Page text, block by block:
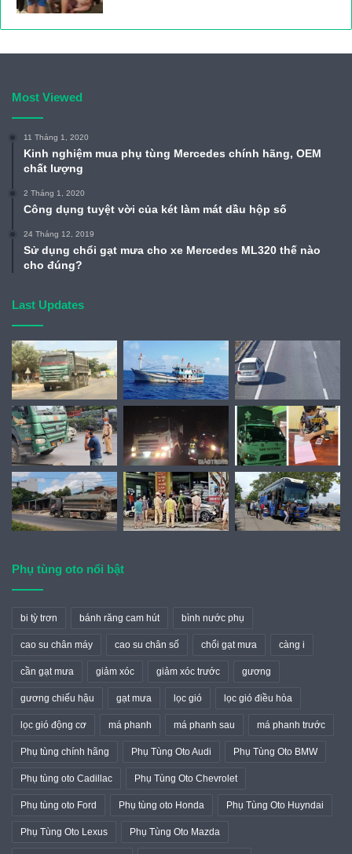
Most Viewed
11 Tháng 1, 2020
Kinh nghiệm mua phụ tùng Mercedes chính hãng, OEM
chất lượng
2 Tháng 1, 2020
Công dụng tuyệt vời của két làm mát dầu hộp số
24 Tháng 12, 2019
Sử dụng chổi gạt mưa cho xe Mercedes ML320 thế nào
cho đúng?
Last Updates
Phụ tùng oto nổi bật
bi tỳ trơn bánh răng cam hút bình nước phụ
cao su chân máy cao su chân số chổi gạt mưa càng i
cần gạt mưa giảm xóc giảm xóc trước gương
gương chiếu hậu gạt mưa lọc gió lọc gió điều hòa
lọc gió động cơ má phanh má phanh sau má phanh trước
Phụ tùng chính hãng Phụ Tùng Oto Audi Phụ Tùng Oto BMW
Phụ tùng oto Cadillac Phụ Tùng Oto Chevrolet
Phụ tùng oto Ford Phụ tùng oto Honda Phụ Tùng Oto Huyndai
Phụ Tùng Oto Lexus Phụ Tùng Oto Mazda